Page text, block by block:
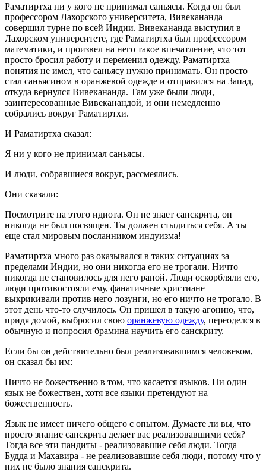
Раматиртха ни у кого не принимал саньясы. Когда он был
профессором Лахорского университета, Вивекананда
совершил турне по всей Индии. Вивекананда выступил в
Лахорском университете, где Раматиртха был профессором
математики, и произвел на него такое впечатление, что тот
просто бросил работу и переменил одежду. Раматиртха
понятия не имел, что саньясу нужно принимать. Он просто
стал саньясином в оранжевой одежде и отправился на Запад,
откуда вернулся Вивекананда. Там уже были люди,
заинтересованные Вивеканандой, и они немедленно
собрались вокруг Раматиртхи.
И Раматиртха сказал:
Я ни у кого не принимал саньясы.
И люди, собравшиеся вокруг, рассмеялись.
Они сказали:
Посмотрите на этого идиота. Он не знает санскрита, он
никогда не был посвящен. Ты должен стыдиться себя. А ты
еще стал мировым посланником индуизма!
Раматиртха много раз оказывался в таких ситуациях за
пределами Индии, но они никогда его не трогали. Ничто
никогда не становилось для него раной. Люди оскорбляли его,
люди противостояли ему, фанатичные христиане
выкрикивали против него лозунги, но его ничто не трогало. В
этот день что-то случилось. Он пришел в такую агонию, что,
придя домой, выбросил свою оранжевую одежду, переоделся в
обычную и попросил брамина научить его санскриту.
Если бы он действительно был реализовавшимся человеком,
он сказал бы им:
Ничто не божественно в том, что касается языков. Ни один
язык не божествен, хотя все языки претендуют на
божественность.
Язык не имеет ничего общего с опытом. Думаете ли вы, что
просто знание санскрита делает вас реализовавшими себя?
Тогда все эти пандиты - реализовавшие себя люди. Тогда
Будда и Махавира - не реализовавшие себя люди, потому что у
них не было знания санскрита.